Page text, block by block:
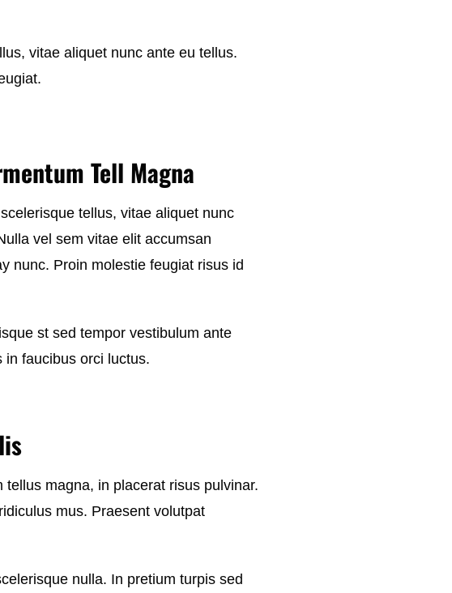
vitae aliquet nunc ante eu tellus.
Tell Magna
tellus, vitae aliquet nunc
vel sem vitae elit accumsan
nunc. Proin molestie feugiat risus id
st sed tempor vestibulum ante
in faucibus orci luctus.
magna, in placerat risus pulvinar.
mus. Praesent volutpat
nulla. In pretium turpis sed